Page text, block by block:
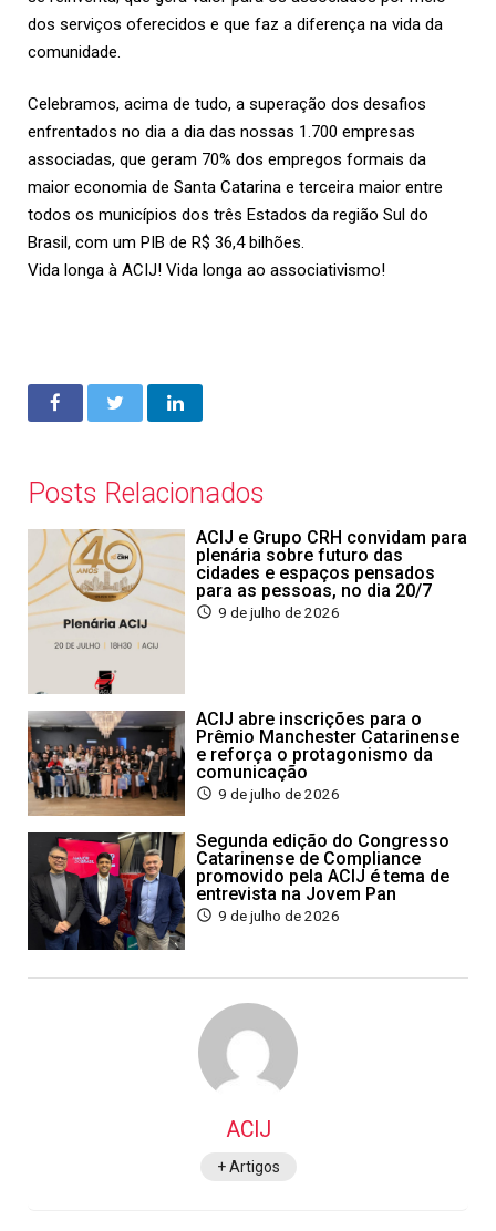
dos serviços oferecidos e que faz a diferença na vida da
comunidade.
Celebramos, acima de tudo, a superação dos desafios
enfrentados no dia a dia das nossas 1.700 empresas
associadas, que geram 70% dos empregos formais da
maior economia de Santa Catarina e terceira maior entre
todos os municípios dos três Estados da região Sul do
Brasil, com um PIB de R$ 36,4 bilhões.
Vida longa à ACIJ! Vida longa ao associativismo!
Posts Relacionados
ACIJ e Grupo CRH convidam para
plenária sobre futuro das
cidades e espaços pensados
para as pessoas, no dia 20/7
9 de julho de 2026
ACIJ abre inscrições para o
Prêmio Manchester Catarinense
e reforça o protagonismo da
comunicação
9 de julho de 2026
Segunda edição do Congresso
Catarinense de Compliance
promovido pela ACIJ é tema de
entrevista na Jovem Pan
9 de julho de 2026
ACIJ
+ Artigos